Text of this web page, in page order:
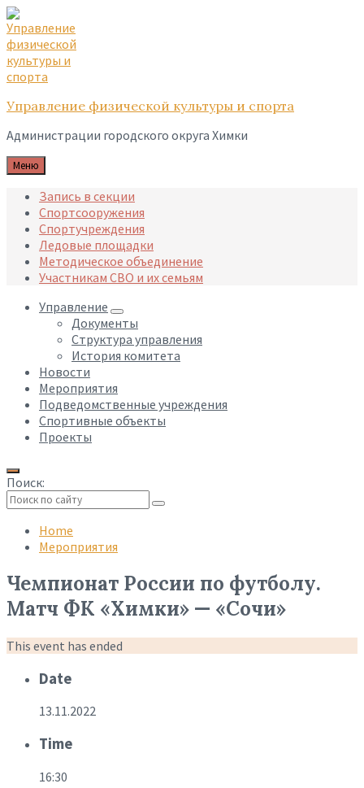
Skip
to
content
Skip
to
main
navigation
Skip
to
footer
Управление физической культуры и спорта
Администрации городского округа Химки
Меню
Запись в секции
Спортсооружения
Спортучреждения
Ледовые площадки
Методическое объединение
Участникам СВО и их семьям
Управление
Документы
Структура управления
История комитета
Новости
Мероприятия
Подведомственные учреждения
Спортивные объекты
Проекты
Поиск:
search
Home
Мероприятия
Чемпионат России по футболу.
Матч ФК «Химки» — «Сочи»
This event has ended
Date
13.11.2022
Time
16:30